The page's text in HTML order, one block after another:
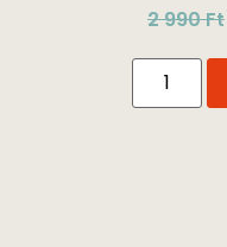
2 990Ft